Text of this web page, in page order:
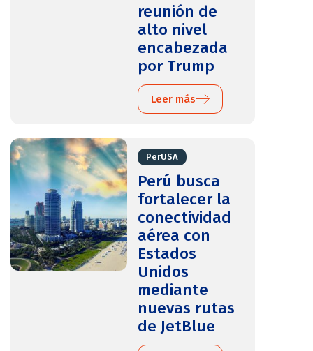
reunión de
alto nivel
encabezada
por Trump
Leer más
PerUSA
Perú busca
fortalecer la
conectividad
aérea con
Estados
Unidos
mediante
nuevas rutas
de JetBlue